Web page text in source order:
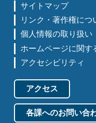
サイトマップ
リンク・著作権につ
個人情報の取り扱い
ホームページに関す
アクセシビリティ
アクセス
各課へのお問い合